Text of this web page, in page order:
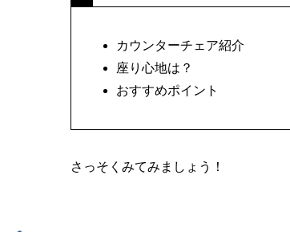
カウンターチェア紹介
座り心地は？
おすすめポイント
さっそくみてみましょう！